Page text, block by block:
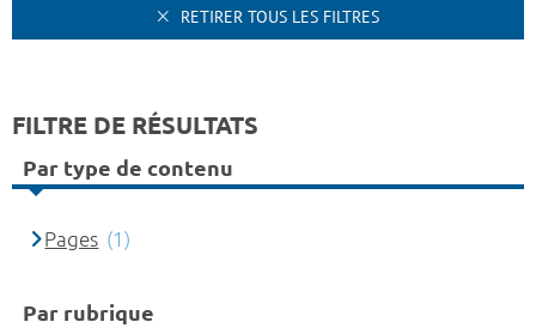
RETIRER TOUS LES FILTRES
FILTRE DE RÉSULTATS
Par type de contenu
Pages (1)
Par rubrique